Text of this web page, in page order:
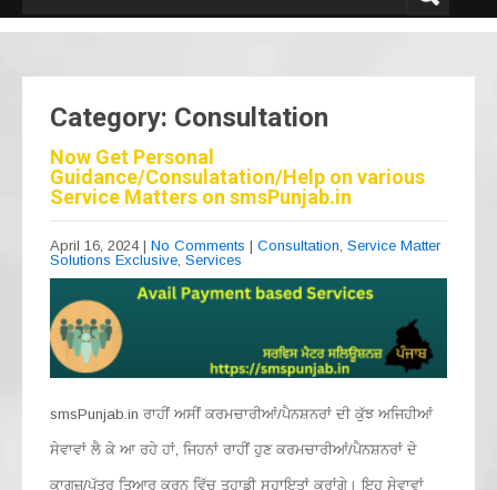
Category: Consultation
Now Get Personal
Guidance/Consulatation/Help on various
Service Matters on smsPunjab.in
April 16, 2024 | No Comments | Consultation, Service Matter
Solutions Exclusive, Services
smsPunjab.in ਰਾਹੀਂ ਅਸੀਂ ਕਰਮਚਾਰੀਆਂ/ਪੈਨਸ਼ਨਰਾਂ ਦੀ ਕੁੱਝ ਅਜਿਹੀਆਂ
ਸੇਵਾਵਾਂ ਲੈ ਕੇ ਆ ਰਹੇ ਹਾਂ, ਜਿਹਨਾਂ ਰਾਹੀਂ ਹੁਣ ਕਰਮਚਾਰੀਆਂ/ਪੈਨਸ਼ਨਰਾਂ ਦੇ
ਕਾਗਜ਼/ਪੱਤਰ ਤਿਆਰ ਕਰਨ ਵਿੱਚ ਤੁਹਾਡੀ ਸਹਾਇਤਾਂ ਕਰਾਂਗੇ। ਇਹ ਸੇਵਾਵਾਂ